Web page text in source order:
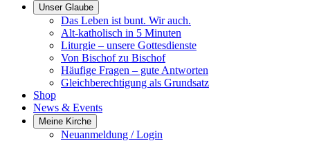
Unser Glaube
Das Leben ist bunt. Wir auch.
Alt-katholisch in 5 Minuten
Liturgie – unsere Gottesdienste
Von Bischof zu Bischof
Häufige Fragen – gute Antworten
Gleichberechtigung als Grundsatz
Shop
News & Events
Meine Kirche
Neuanmeldung / Login